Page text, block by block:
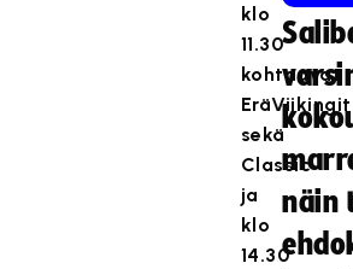
klo
11.30
kohtaavat
EräViikingit
sekä
Classic
ja
klo
14.30
näin